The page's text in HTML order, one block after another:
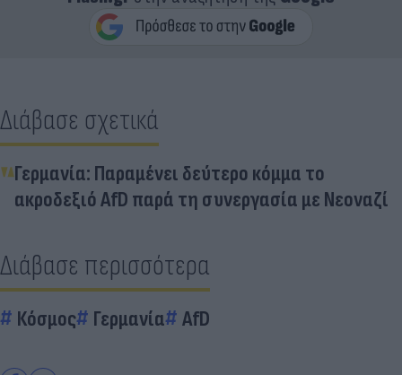
Διάβασε σχετικά
Γερμανία: Παραμένει δεύτερο κόμμα το
ακροδεξιό AfD παρά τη συνεργασία με Νεοναζί
Διάβασε περισσότερα
Κόσμος Γερμανία AfD